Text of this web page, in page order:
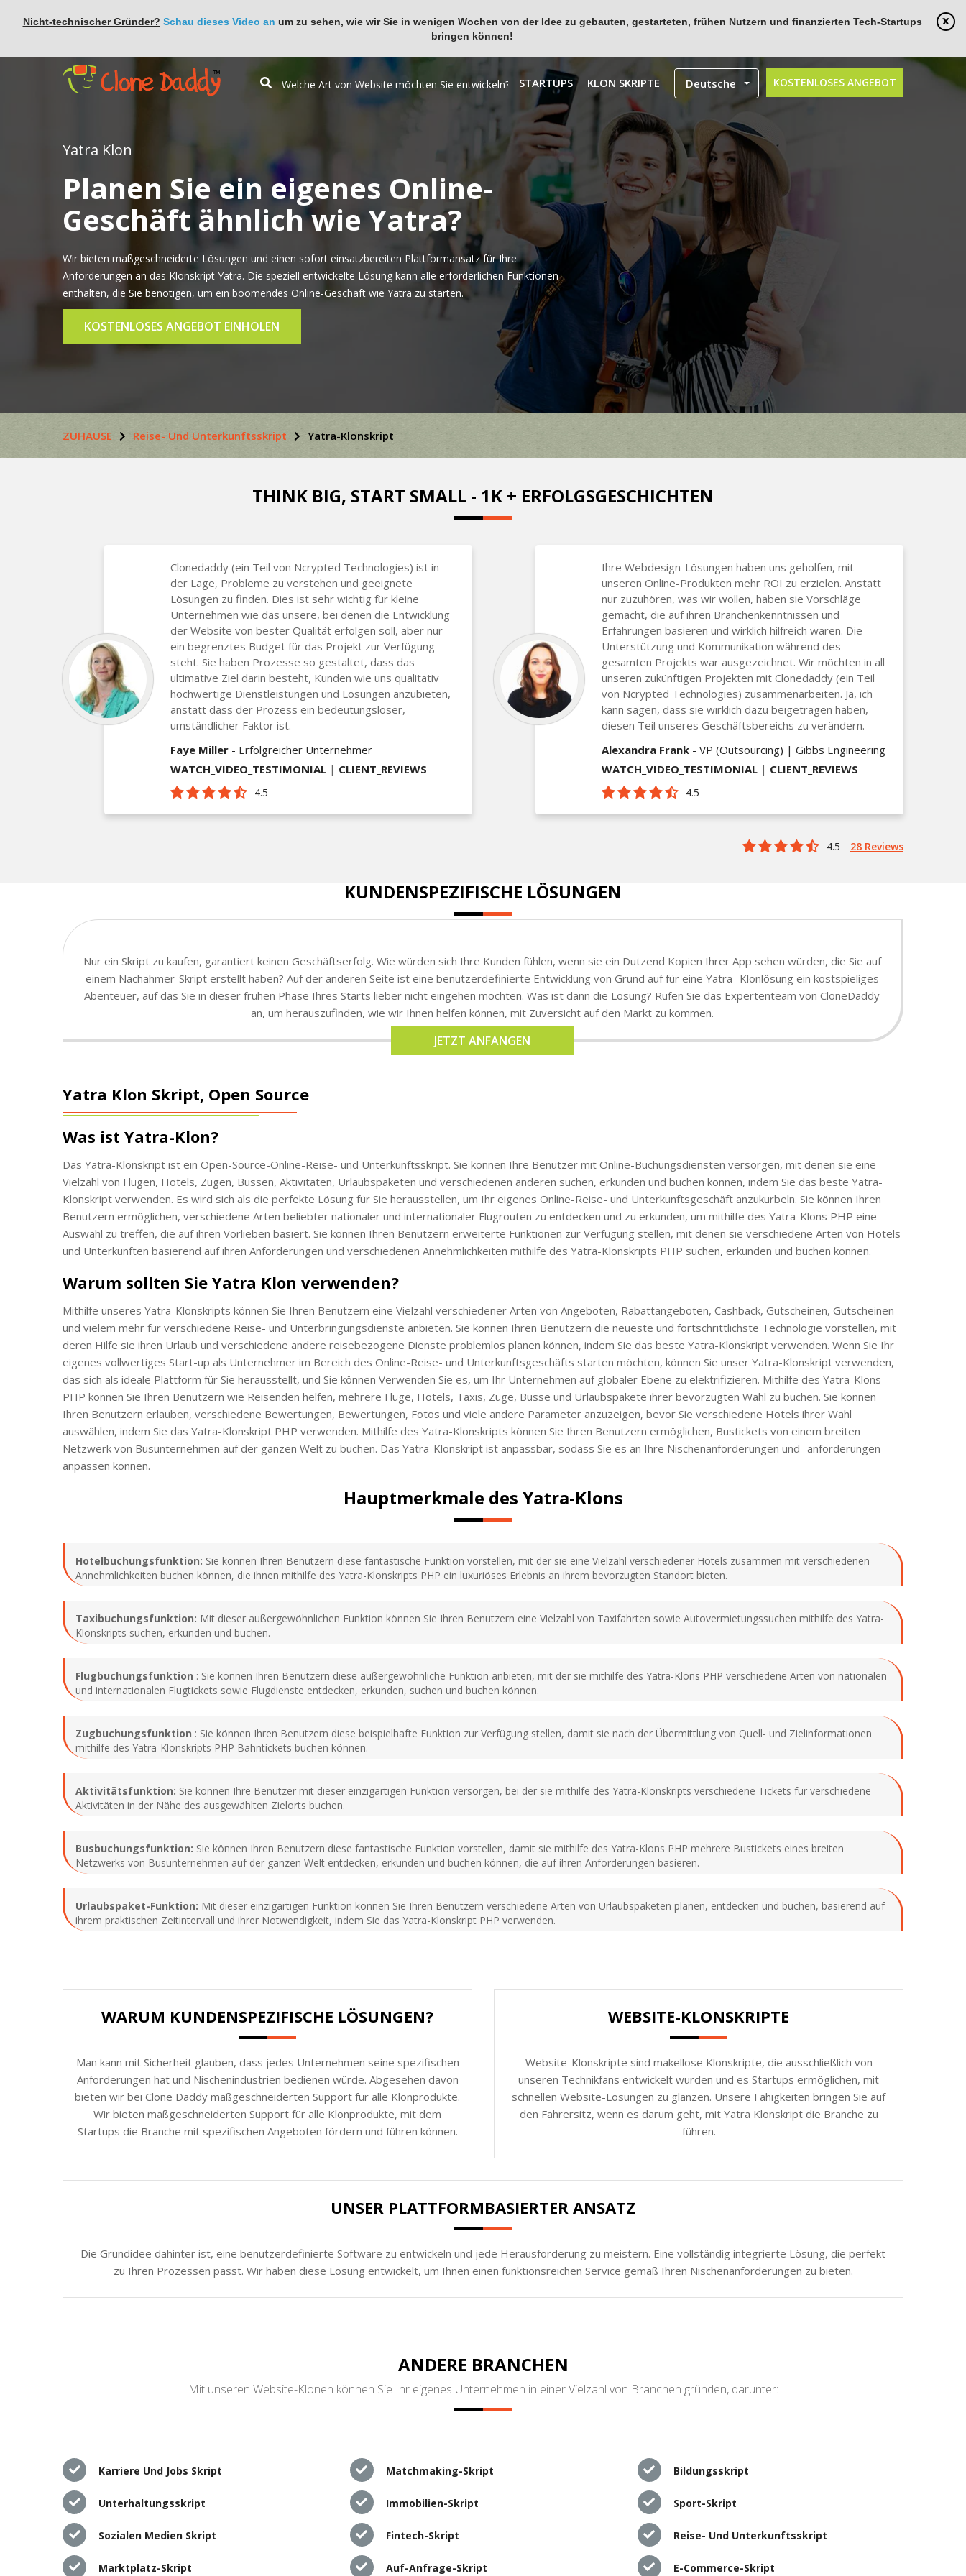
Nicht-technischer Gründer? Schau dieses Video an um zu sehen, wie wir Sie in wenigen Wochen von der Idee zu gebauten, gestarteten, frühen Nutzern und finanzierten Tech-Startups
bringen können!
KOSTENLOSES ANGEBOT
STARTUPS KLON SKRIPTE Deutsche
Yatra Klon
Planen Sie ein eigenes Online-
Geschäft ähnlich wie Yatra?
Wir bieten maßgeschneiderte Lösungen und einen sofort einsatzbereiten Plattformansatz für Ihre
Anforderungen an das Klonskript Yatra. Die speziell entwickelte Lösung kann alle erforderlichen Funktionen
enthalten, die Sie benötigen, um ein boomendes Online-Geschäft wie Yatra zu starten.
KOSTENLOSES ANGEBOT EINHOLEN
ZUHAUSE Reise- Und Unterkunftsskript Yatra-Klonskript
THINK BIG, START SMALL - 1K + ERFOLGSGESCHICHTEN
Clonedaddy (ein Teil von Ncrypted Technologies) ist in
der Lage, Probleme zu verstehen und geeignete
Lösungen zu finden. Dies ist sehr wichtig für kleine
Unternehmen wie das unsere, bei denen die Entwicklung
der Website von bester Qualität erfolgen soll, aber nur
ein begrenztes Budget für das Projekt zur Verfügung
steht. Sie haben Prozesse so gestaltet, dass das
ultimative Ziel darin besteht, Kunden wie uns qualitativ
hochwertige Dienstleistungen und Lösungen anzubieten,
anstatt dass der Prozess ein bedeutungsloser,
umständlicher Faktor ist.
Faye Miller - Erfolgreicher Unternehmer
WATCH_VIDEO_TESTIMONIAL | CLIENT_REVIEWS
4.5
Ihre Webdesign-Lösungen haben uns geholfen, mit
unseren Online-Produkten mehr ROI zu erzielen. Anstatt
nur zuzuhören, was wir wollen, haben sie Vorschläge
gemacht, die auf ihren Branchenkenntnissen und
Erfahrungen basieren und wirklich hilfreich waren. Die
Unterstützung und Kommunikation während des
gesamten Projekts war ausgezeichnet. Wir möchten in all
unseren zukünftigen Projekten mit Clonedaddy (ein Teil
von Ncrypted Technologies) zusammenarbeiten. Ja, ich
kann sagen, dass sie wirklich dazu beigetragen haben,
diesen Teil unseres Geschäftsbereichs zu verändern.
Alexandra Frank - VP (Outsourcing) | Gibbs Engineering
WATCH_VIDEO_TESTIMONIAL | CLIENT_REVIEWS
4.5
4.5 28 Reviews
KUNDENSPEZIFISCHE LÖSUNGEN
Nur ein Skript zu kaufen, garantiert keinen Geschäftserfolg. Wie würden sich Ihre Kunden fühlen, wenn sie ein Dutzend Kopien Ihrer App sehen würden, die Sie auf
einem Nachahmer-Skript erstellt haben? Auf der anderen Seite ist eine benutzerdefinierte Entwicklung von Grund auf für eine Yatra -Klonlösung ein kostspieliges
Abenteuer, auf das Sie in dieser frühen Phase Ihres Starts lieber nicht eingehen möchten. Was ist dann die Lösung? Rufen Sie das Expertenteam von CloneDaddy
an, um herauszufinden, wie wir Ihnen helfen können, mit Zuversicht auf den Markt zu kommen.
JETZT ANFANGEN
Yatra Klon Skript, Open Source
Was ist Yatra-Klon?
Das Yatra-Klonskript ist ein Open-Source-Online-Reise- und Unterkunftsskript. Sie können Ihre Benutzer mit Online-Buchungsdiensten versorgen, mit denen sie eine
Vielzahl von Flügen, Hotels, Zügen, Bussen, Aktivitäten, Urlaubspaketen und verschiedenen anderen suchen, erkunden und buchen können, indem Sie das beste Yatra-
Klonskript verwenden. Es wird sich als die perfekte Lösung für Sie herausstellen, um Ihr eigenes Online-Reise- und Unterkunftsgeschäft anzukurbeln. Sie können Ihren
Benutzern ermöglichen, verschiedene Arten beliebter nationaler und internationaler Flugrouten zu entdecken und zu erkunden, um mithilfe des Yatra-Klons PHP eine
Auswahl zu treffen, die auf ihren Vorlieben basiert. Sie können Ihren Benutzern erweiterte Funktionen zur Verfügung stellen, mit denen sie verschiedene Arten von Hotels
und Unterkünften basierend auf ihren Anforderungen und verschiedenen Annehmlichkeiten mithilfe des Yatra-Klonskripts PHP suchen, erkunden und buchen können.
Warum sollten Sie Yatra Klon verwenden?
Mithilfe unseres Yatra-Klonskripts können Sie Ihren Benutzern eine Vielzahl verschiedener Arten von Angeboten, Rabattangeboten, Cashback, Gutscheinen, Gutscheinen
und vielem mehr für verschiedene Reise- und Unterbringungsdienste anbieten. Sie können Ihren Benutzern die neueste und fortschrittlichste Technologie vorstellen, mit
deren Hilfe sie ihren Urlaub und verschiedene andere reisebezogene Dienste problemlos planen können, indem Sie das beste Yatra-Klonskript verwenden. Wenn Sie Ihr
eigenes vollwertiges Start-up als Unternehmer im Bereich des Online-Reise- und Unterkunftsgeschäfts starten möchten, können Sie unser Yatra-Klonskript verwenden,
das sich als ideale Plattform für Sie herausstellt, und Sie können Verwenden Sie es, um Ihr Unternehmen auf globaler Ebene zu elektrifizieren. Mithilfe des Yatra-Klons
PHP können Sie Ihren Benutzern wie Reisenden helfen, mehrere Flüge, Hotels, Taxis, Züge, Busse und Urlaubspakete ihrer bevorzugten Wahl zu buchen. Sie können
Ihren Benutzern erlauben, verschiedene Bewertungen, Bewertungen, Fotos und viele andere Parameter anzuzeigen, bevor Sie verschiedene Hotels ihrer Wahl
auswählen, indem Sie das Yatra-Klonskript PHP verwenden. Mithilfe des Yatra-Klonskripts können Sie Ihren Benutzern ermöglichen, Bustickets von einem breiten
Netzwerk von Busunternehmen auf der ganzen Welt zu buchen. Das Yatra-Klonskript ist anpassbar, sodass Sie es an Ihre Nischenanforderungen und -anforderungen
anpassen können.
Hauptmerkmale des Yatra-Klons
Hotelbuchungsfunktion: Sie können Ihren Benutzern diese fantastische Funktion vorstellen, mit der sie eine Vielzahl verschiedener Hotels zusammen mit verschiedenen
Annehmlichkeiten buchen können, die ihnen mithilfe des Yatra-Klonskripts PHP ein luxuriöses Erlebnis an ihrem bevorzugten Standort bieten.
Taxibuchungsfunktion: Mit dieser außergewöhnlichen Funktion können Sie Ihren Benutzern eine Vielzahl von Taxifahrten sowie Autovermietungssuchen mithilfe des Yatra-
Klonskripts suchen, erkunden und buchen.
Flugbuchungsfunktion : Sie können Ihren Benutzern diese außergewöhnliche Funktion anbieten, mit der sie mithilfe des Yatra-Klons PHP verschiedene Arten von nationalen
und internationalen Flugtickets sowie Flugdienste entdecken, erkunden, suchen und buchen können.
Zugbuchungsfunktion : Sie können Ihren Benutzern diese beispielhafte Funktion zur Verfügung stellen, damit sie nach der Übermittlung von Quell- und Zielinformationen
mithilfe des Yatra-Klonskripts PHP Bahntickets buchen können.
Aktivitätsfunktion: Sie können Ihre Benutzer mit dieser einzigartigen Funktion versorgen, bei der sie mithilfe des Yatra-Klonskripts verschiedene Tickets für verschiedene
Aktivitäten in der Nähe des ausgewählten Zielorts buchen.
Busbuchungsfunktion: Sie können Ihren Benutzern diese fantastische Funktion vorstellen, damit sie mithilfe des Yatra-Klons PHP mehrere Bustickets eines breiten
Netzwerks von Busunternehmen auf der ganzen Welt entdecken, erkunden und buchen können, die auf ihren Anforderungen basieren.
Urlaubspaket-Funktion: Mit dieser einzigartigen Funktion können Sie Ihren Benutzern verschiedene Arten von Urlaubspaketen planen, entdecken und buchen, basierend auf
ihrem praktischen Zeitintervall und ihrer Notwendigkeit, indem Sie das Yatra-Klonskript PHP verwenden.
WARUM KUNDENSPEZIFISCHE LÖSUNGEN?
Man kann mit Sicherheit glauben, dass jedes Unternehmen seine spezifischen
Anforderungen hat und Nischenindustrien bedienen würde. Abgesehen davon
bieten wir bei Clone Daddy maßgeschneiderten Support für alle Klonprodukte.
Wir bieten maßgeschneiderten Support für alle Klonprodukte, mit dem
Startups die Branche mit spezifischen Angeboten fördern und führen können.
WEBSITE-KLONSKRIPTE
Website-Klonskripte sind makellose Klonskripte, die ausschließlich von
unseren Technikfans entwickelt wurden und es Startups ermöglichen, mit
schnellen Website-Lösungen zu glänzen. Unsere Fähigkeiten bringen Sie auf
den Fahrersitz, wenn es darum geht, mit Yatra Klonskript die Branche zu
führen.
UNSER PLATTFORMBASIERTER ANSATZ
Die Grundidee dahinter ist, eine benutzerdefinierte Software zu entwickeln und jede Herausforderung zu meistern. Eine vollständig integrierte Lösung, die perfekt
zu Ihren Prozessen passt. Wir haben diese Lösung entwickelt, um Ihnen einen funktionsreichen Service gemäß Ihren Nischenanforderungen zu bieten.
ANDERE BRANCHEN
Mit unseren Website-Klonen können Sie Ihr eigenes Unternehmen in einer Vielzahl von Branchen gründen, darunter:
Karriere Und Jobs Skript Matchmaking-Skript Bildungsskript
Unterhaltungsskript Immobilien-Skript Sport-Skript
Sozialen Medien Skript Fintech-Skript Reise- Und Unterkunftsskript
Marktplatz-Skript Auf-Anfrage-Skript E-Commerce-Skript